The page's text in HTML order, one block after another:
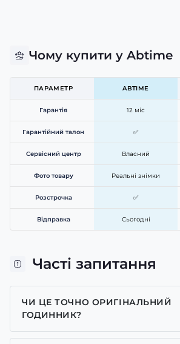
Чому купити у Abtime
ПАРАМЕТР ABTIME
Гарантія 12 міс
Гарантійний талон ✅
Сервісний центр Власний
Фото товару Реальні знімки
Розстрочка ✅
Відправка Сьогодні
Часті запитання
ЧИ ЦЕ ТОЧНО ОРИГІНАЛЬНИЙ
ГОДИННИК?
Так, усі годинники у нас лише